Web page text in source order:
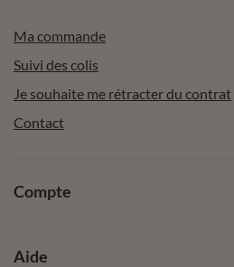
Ma commande
Suivi des colis
Je souhaite me rétracter du contrat
Contact
Compte
Aide